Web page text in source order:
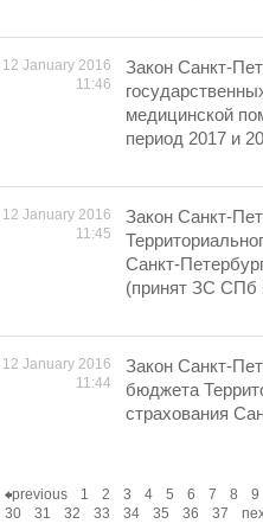
12 January 2016
11:46
Закон Санкт-
медицинской
период 2017 и
12 January 2016
11:45
Закон Санкт-
Санкт-
(принят ЗС СПб
12 January 2016
11:44
Закон Санкт-
бюджета
страхования
previous 1 2 3 4 5 6 7 8 9
30
31 32 33 34 35 36 37